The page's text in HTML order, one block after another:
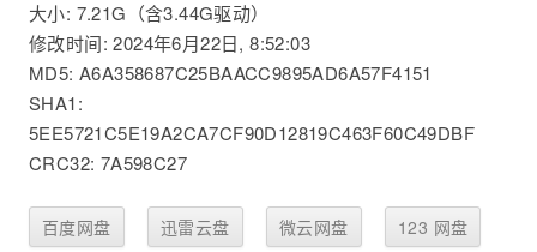
大小: 7.21G（含3.44G驱动）
修改时间: 2024年6月22日, 8:52:03
MD5: A6A358687C25BAACC9895AD6A57F4151
SHA1:
5EE5721C5E19A2CA7CF90D12819C463F60C49DBF
CRC32: 7A598C27
百度网盘 迅雷云盘 微云网盘 123 网盘